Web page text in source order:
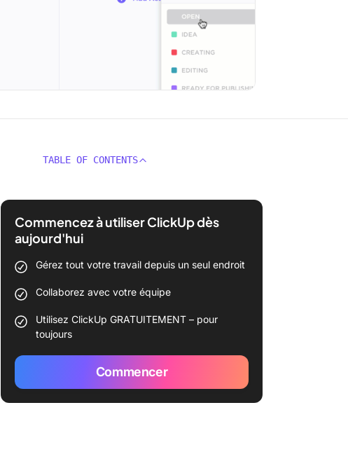
TABLE OF CONTENTS
Commencez à utiliser ClickUp dès
aujourd'hui
Gérez tout votre travail depuis un seul endroit
Collaborez avec votre équipe
Utilisez ClickUp GRATUITEMENT – pour
toujours
Commencer